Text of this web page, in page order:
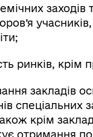
ринків, крім
закладів
спеціальних
крім
отримання